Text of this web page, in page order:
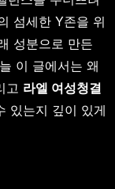
섬세한 Y존을 위
성분으로 만든
이 글에서는 왜
고 라엘 여성청결
있는지 깊이 있게